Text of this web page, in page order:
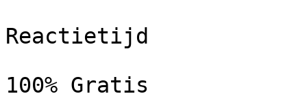
Reactietijd
100% Gratis